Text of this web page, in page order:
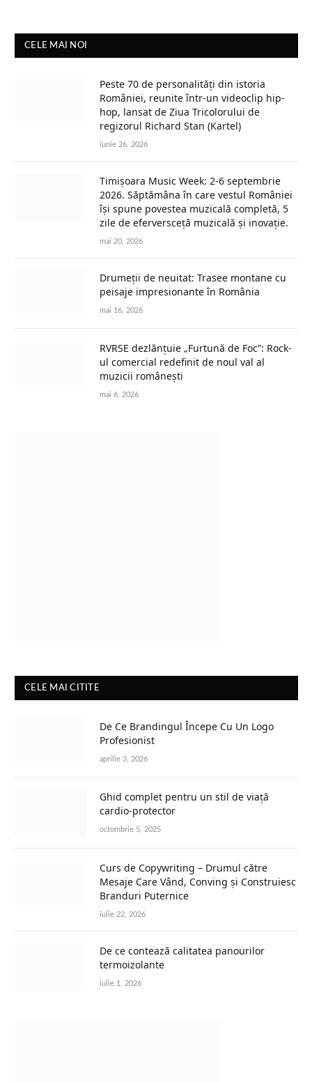
CELE MAI NOI
Peste 70 de personalități din istoria
României, reunite într-un videoclip hip-
hop, lansat de Ziua Tricolorului de
regizorul Richard Stan (Kartel)
iunie 26, 2026
Timișoara Music Week: 2-6 septembrie
2026. Săptămâna în care vestul României
își spune povestea muzicală completă, 5
zile de eferversceță muzicală și inovație.
mai 20, 2026
Drumeții de neuitat: Trasee montane cu
peisaje impresionante în România
mai 16, 2026
RVRSE dezlănțuie „Furtună de Foc”: Rock-
ul comercial redefinit de noul val al
muzicii românești
mai 6, 2026
CELE MAI CITITE
De Ce Brandingul Începe Cu Un Logo
Profesionist
aprilie 3, 2026
Ghid complet pentru un stil de viață
cardio-protector
octombrie 5, 2025
Curs de Copywriting – Drumul către
Mesaje Care Vând, Conving și Construiesc
Branduri Puternice
iulie 22, 2026
De ce contează calitatea panourilor
termoizolante
iulie 1, 2026